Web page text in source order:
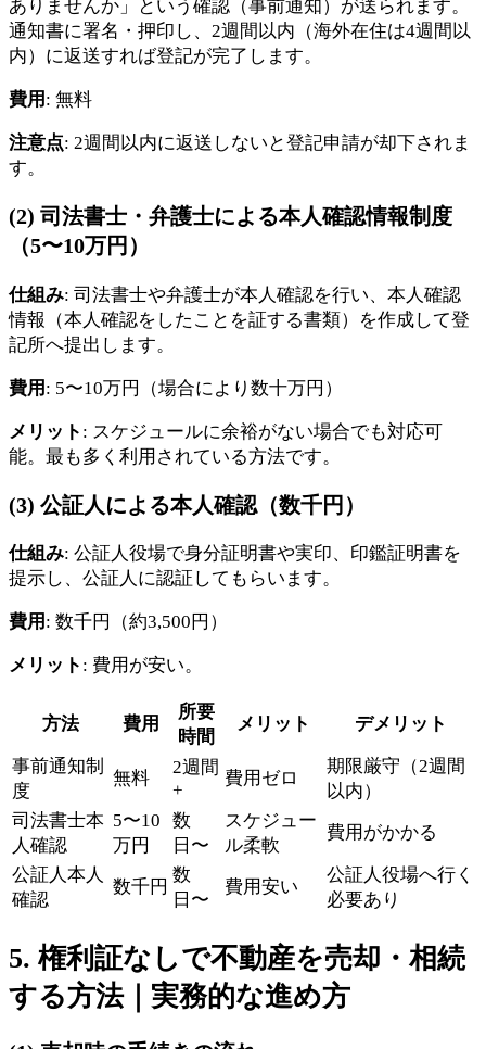
ありませんか」という確認（事前通知）が送られます。
通知書に署名・押印し、2週間以内（海外在住は4週間以
内）に返送すれば登記が完了します。
費用 : 無料
注意点: 2週間以内に返送しないと登記申請が却下されま
す。
(2) 司法書士・弁護士による本人確認情報制度
（5〜10万円）
仕組み: 司法書士や弁護士が本人確認を行い、本人確認
情報（本人確認をしたことを証する書類）を作成して登
記所へ提出します。
費用 : 5〜10万円（場合により数十万円）
メリット : スケジュールに余裕がない場合でも対応可
能。最も多く利用されている方法です。
(3) 公証人による本人確認（数千円）
仕組み: 公証人役場で身分証明書や実印、印鑑証明書を
提示し、公証人に認証してもらいます。
費用 : 数千円（約3,500円）
メリット : 費用が安い。
方法 費用
所要
時間
メリット デメリット
事前通知制
度
無料
2週間
+
費用ゼロ
期限厳守（2週間
以内）
司法書士本
人確認
5〜10
万円
数
日〜
スケジュー
ル柔軟
費用がかかる
公証人本人
確認
数千円
数
日〜
費用安い
公証人役場へ行く
必要あり
5. 権利証なしで不動産を売却・相続
する方法｜実務的な進め方